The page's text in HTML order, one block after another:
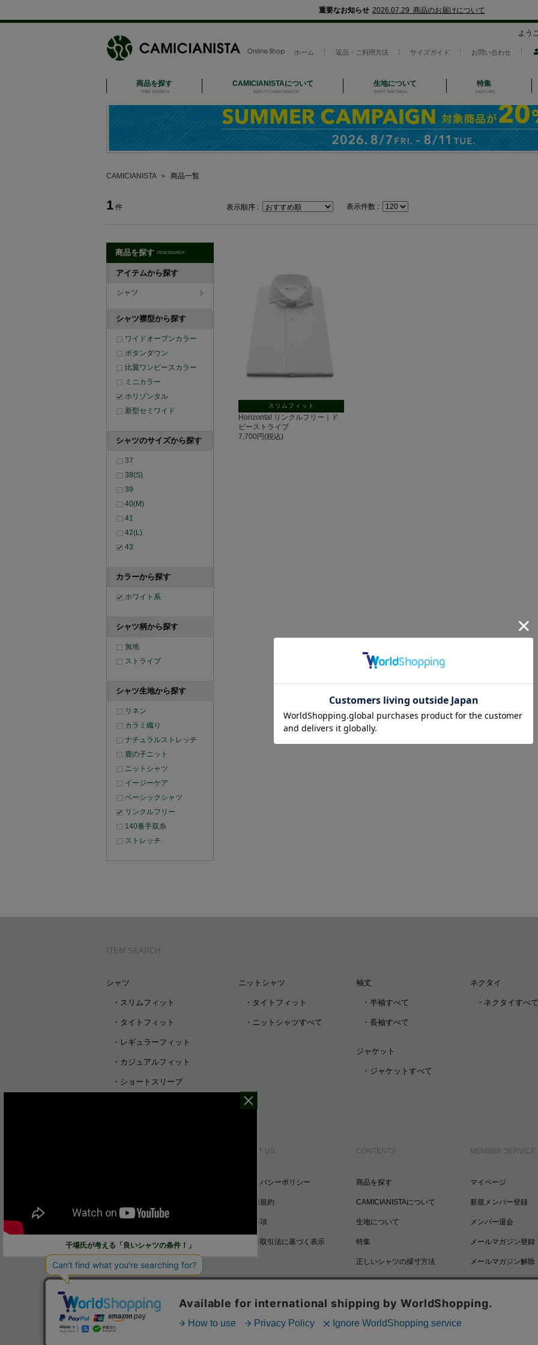
重要なお知らせ 2026.07.29 商品のお届けについて
よう
ホーム 返品・ご利用方法 サイズガイド お問い合わせ
商品を探す
ITEM SEARCH
CAMICIANISTAについて
ABOUT CAMICIANISTA
生地について
SHIRT MATERIAL
特集
FEATURE
CAMICIANISTA＞ 商品一覧
1 件 表示順序 : 表示件数 :
商品を探す ITEM SEARCH
アイテムから探す
シャツ
シャツ襟型から探す
ワイドオープンカラー
ボタンダウン
比翼ワンピースカラー
ミニカラー
ホリゾンタル
新型セミワイド
シャツのサイズから探す
37
38(S)
39
40(M)
41
42(L)
43
カラーから探す
ホワイト系
シャツ柄から探す
無地
ストライプ
シャツ生地から探す
リネン
カラミ織り
ナチュラルストレッチ
鹿の子ニット
ニットシャツ
イージーケア
ベーシックシャツ
リンクルフリー
140番手双糸
ストレッチ
スリムフィット
Horizontal リンクルフリー｜ド
ビーストライプ
7,700円(税込)
ITEM SEARCH
シャツ
・ スリムフィット
・ タイトフィット
・ レギュラーフィット
・ カジュアルフィット
・ ショートスリーブ
ニットシャツ
・ タイトフィット
・ ニットシャツすべて
袖丈
・ 半袖すべて
・ 長袖すべて
ジャケット
・ ジャケットすべて
ネクタイ
・ ネクタイすべて
ご利用ガイド
お問い合わせ
ABOUT US
プライバシーポリシー
ご利用規約
免責事項
特定商取引法に基づく表示
CONTENTS
商品を探す
CAMICIANISTAについて
生地について
特集
正しいシャツの採寸方法
MEMBER SERVICE
マイページ
新規メンバー登録
メンバー退会
メールマガジン登録
メールマガジン解除
ポイントについて
© STRASBURGO CO., LTD.
干場氏が考える「良いシャツの条件！」